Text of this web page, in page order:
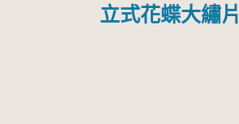
立式花蝶大繡片